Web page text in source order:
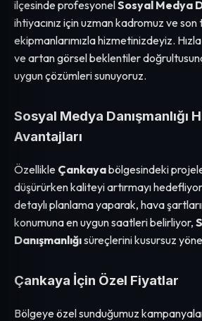
ilçesinde profesyonelSosyal Medya
ihtiyacınız için uzman kadromuz ve
ekipmanlarımızla hizmetinizdeyiz.
ve artan görsel beklentiler
uygun çözümleri sunuyoruz.
Sosyal Medya Danışmanlığı
Avantajları
Özellikle Çankayabölgesindeki
düşürürken kaliteyi artırmayı
detaylı planlama yaparak, hava
konumuna en uygun saatleri belirliyor,
Danışmanlığısüreçlerini kusursuz
Çankaya İçin Özel Fiyatlar
Bölgeye özel sunduğumuz